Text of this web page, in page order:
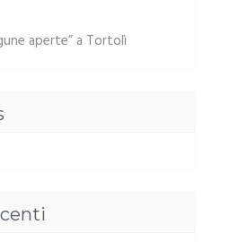
aperte” a Tortolì